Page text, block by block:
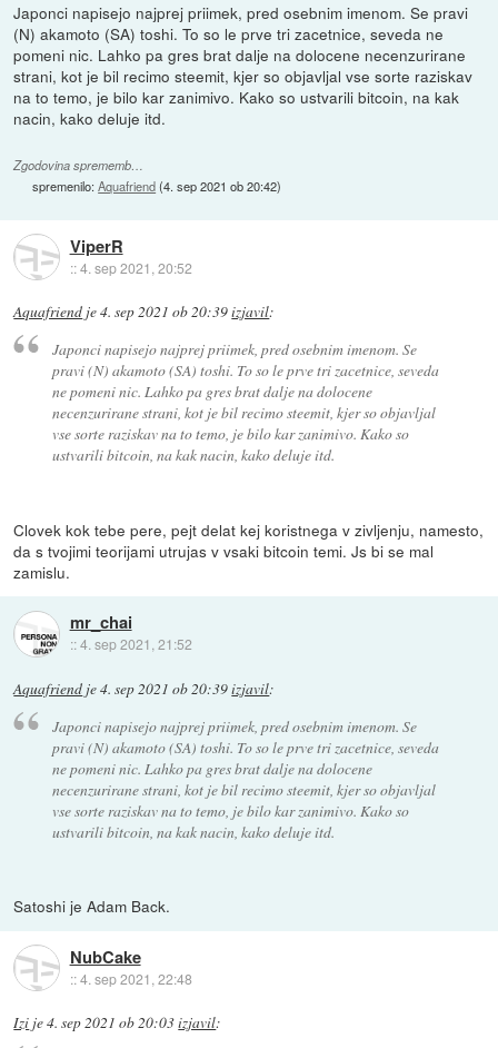
Japonci napisejo najprej priimek, pred osebnim imenom. Se pravi
(N) akamoto (SA) toshi. To so le prve tri zacetnice, seveda ne
pomeni nic. Lahko pa gres brat dalje na dolocene necenzurirane
strani, kot je bil recimo steemit, kjer so objavljal vse sorte raziskav
na to temo, je bilo kar zanimivo. Kako so ustvarili bitcoin, na kak
nacin, kako deluje itd.
Zgodovina sprememb…
spremenilo:Aquafriend(4. sep 2021 ob 20:42)
ViperR
::4. sep 2021, 20:52
Aquafriend je4. sep 2021 ob 20:39izjavil:
Japonci napisejo najprej priimek, pred osebnim imenom. Se
pravi (N) akamoto (SA) toshi. To so le prve tri zacetnice, seveda
ne pomeni nic. Lahko pa gres brat dalje na dolocene
necenzurirane strani, kot je bil recimo steemit, kjer so objavljal
vse sorte raziskav na to temo, je bilo kar zanimivo. Kako so
ustvarili bitcoin, na kak nacin, kako deluje itd.
Clovek kok tebe pere, pejt delat kej koristnega v zivljenju, namesto,
da s tvojimi teorijami utrujas v vsaki bitcoin temi. Js bi se mal
zamislu.
mr_chai
::4. sep 2021, 21:52
Aquafriend je4. sep 2021 ob 20:39izjavil:
Japonci napisejo najprej priimek, pred osebnim imenom. Se
pravi (N) akamoto (SA) toshi. To so le prve tri zacetnice, seveda
ne pomeni nic. Lahko pa gres brat dalje na dolocene
necenzurirane strani, kot je bil recimo steemit, kjer so objavljal
vse sorte raziskav na to temo, je bilo kar zanimivo. Kako so
ustvarili bitcoin, na kak nacin, kako deluje itd.
Satoshi je Adam Back.
NubCake
::4. sep 2021, 22:48
Izi je4. sep 2021 ob 20:03izjavil: